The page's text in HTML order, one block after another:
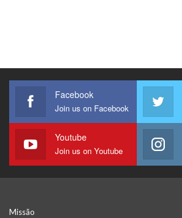
Facebook
Join us on Facebook
Youtube
Join us on Youtube
Missão